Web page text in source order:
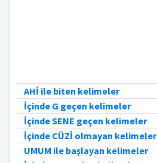
AHİ ile biten kelimeler
İçinde G geçen kelimeler
İçinde SENE geçen kelimeler
İçinde CÜZİ olmayan kelimeler
UMUM ile başlayan kelimeler